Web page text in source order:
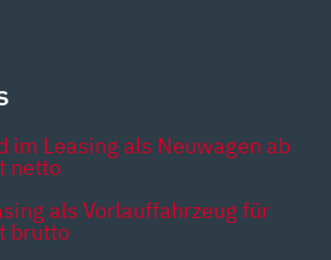
im Leasing als Neuwagen ab
netto
als Vorlauffahrzeug für
brutto